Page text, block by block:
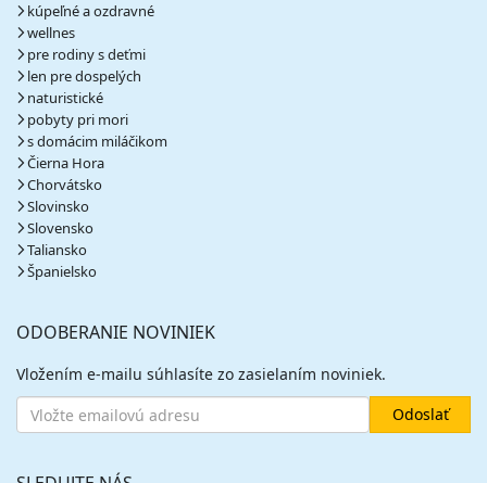
kúpeľné a ozdravné
wellnes
pre rodiny s deťmi
len pre dospelých
naturistické
pobyty pri mori
s domácim miláčikom
Čierna Hora
Chorvátsko
Slovinsko
Slovensko
Taliansko
Španielsko
ODOBERANIE NOVINIEK
Vložením e-mailu súhlasíte zo zasielaním noviniek.